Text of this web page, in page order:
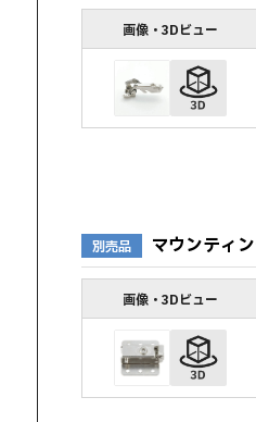
画像・3Dビュー
別売品 マウンティ
画像・3Dビュー